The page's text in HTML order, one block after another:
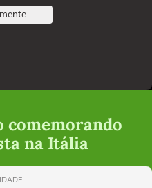
comemorando
na Itália